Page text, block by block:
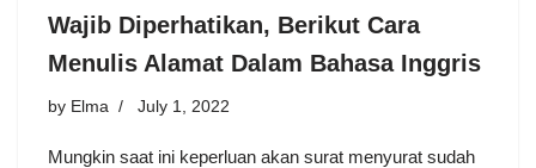
Wajib Diperhatikan, Berikut Cara
Menulis Alamat Dalam Bahasa Inggris
by Elma July 1, 2022
Mungkin saat ini keperluan akan surat menyurat sudah